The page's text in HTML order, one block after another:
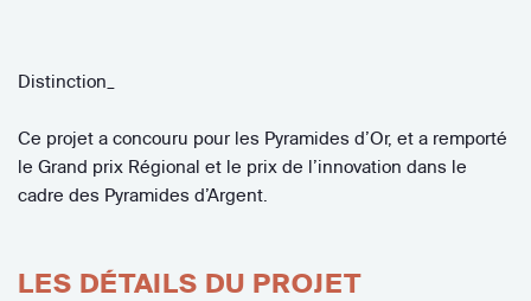
Distinction_
Ce projet a concouru pour les Pyramides d’Or, et a remporté
le Grand prix Régional et le prix de l’innovation dans le
cadre des Pyramides d’Argent.
LES DÉTAILS DU PROJET